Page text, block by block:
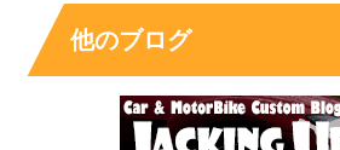
他のブログ